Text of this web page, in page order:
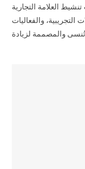
العلامة التجارية
والفعاليات